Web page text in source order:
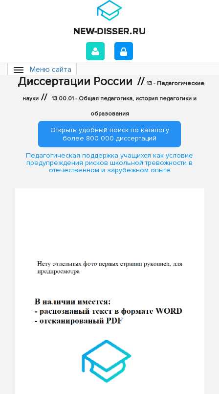
Меню сайта
Диссертации России // 13 - Педагогические
науки // 13.00.01 - Общая педагогика, история педагогики и
образования
Открыть удобный поиск по каталогу
более 800 000 диссертаций
Педагогическая поддержка учащихся как условие
предупреждения рисков школьной тревожности в
отечественном и зарубежном опыте